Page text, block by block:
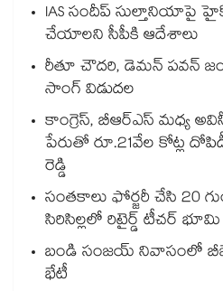
IAS సందీప్ సుల్తానియాపై
చేయాలని సీపీకి ఆదేశాలు
రీతూ చౌదరి, డెమన్ పవన్
సాంగ్ విడుదల
కాంగ్రెస్, బీఆర్ఎస్ మధ్య
పేరుతో రూ.21వేల కోట్ల
రెడ్డి
సంతకాలు ఫోర్జరీ చేసి 20
సిరిసిల్లలో రిటైర్డ్ టీచర్ భూమి
బండి సంజయ్ నివాసంలో
భేటీ